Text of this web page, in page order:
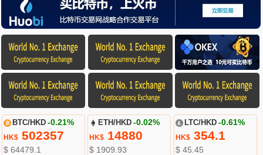
BTC/HKD -0.21%
HK$502357
$ 64479.1
ETH/HKD -0.02%
HK$ 14880
$ 1909.93
LTC/HKD -0.61%
HK$354.1
$ 45.45